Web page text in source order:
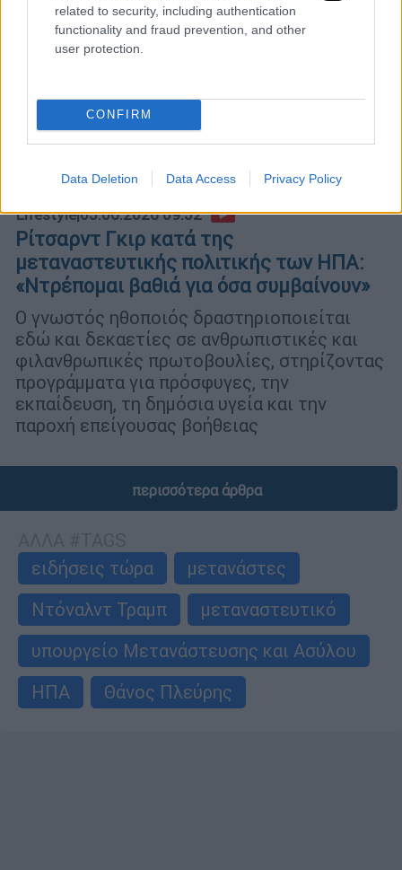
related to security, including authentication
functionality and fraud prevention, and other
user protection.
CONFIRM
Data Deletion Data Access Privacy Policy
Lifestyle|05.06.2026 09:52
Ρίτσαρντ Γκιρ κατά της
μεταναστευτικής πολιτικής των ΗΠΑ:
«Ντρέπομαι βαθιά για όσα συμβαίνουν»
Ο γνωστός ηθοποιός δραστηριοποιείται
εδώ και δεκαετίες σε ανθρωπιστικές και
φιλανθρωπικές πρωτοβουλίες, στηρίζοντας
προγράμματα για πρόσφυγες, την
εκπαίδευση, τη δημόσια υγεία και την
παροχή επείγουσας βοήθειας
περισσότερα άρθρα
ειδήσεις τώρα
μετανάστες
Ντόναλντ Τραμπ
μεταναστευτικό
υπουργείο Μετανάστευσης και Ασύλου
ΗΠΑ
Θάνος Πλεύρης